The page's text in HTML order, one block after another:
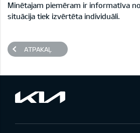
Minētajam piemēram ir informatīva
situācija tiek izvērtēta individuāli.
ATPAKAĻ